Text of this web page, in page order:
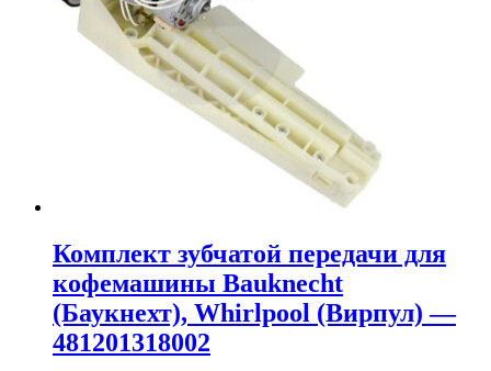
Комплект зубчатой передачи для
кофемашины Bauknecht
(Баукнехт), Whirlpool (Вирпул) —
481201318002